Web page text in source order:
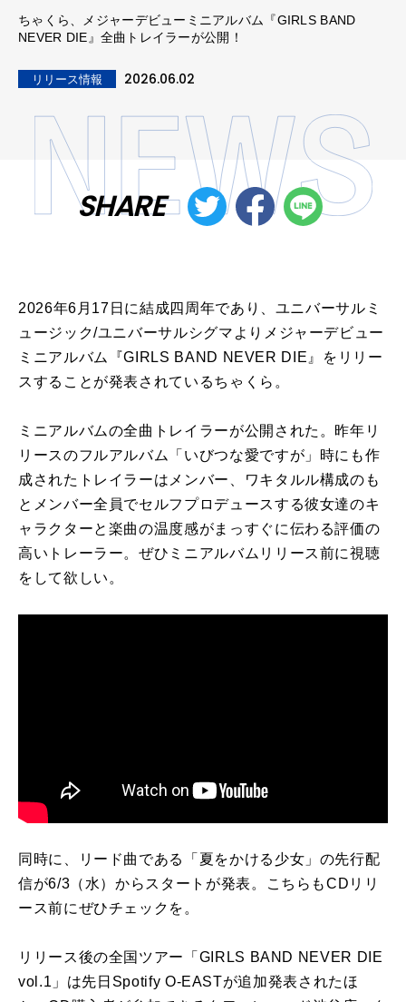
ちゃくら、メジャーデビューミニアルバム『GIRLS BAND
NEVER DIE』全曲トレイラーが公開！
リリース情報 2026.06.02
SHARE
2026年6月17日に結成四周年であり、ユニバーサルミ
ュージック/ユニバーサルシグマよりメジャーデビュー
ミニアルバム『GIRLS BAND NEVER DIE』をリリー
スすることが発表されているちゃくら。
ミニアルバムの全曲トレイラーが公開された。昨年リ
リースのフルアルバム「いびつな愛ですが」時にも作
成されたトレイラーはメンバー、ワキタルル構成のも
とメンバー全員でセルフプロデュースする彼女達のキ
ャラクターと楽曲の温度感がまっすぐに伝わる評価の
高いトレーラー。ぜひミニアルバムリリース前に視聴
をして欲しい。
同時に、リード曲である「夏をかける少女」の先行配
信が6/3（水）からスタートが発表。こちらもCDリリ
ース前にぜひチェックを。
リリース後の全国ツアー「GIRLS BAND NEVER DIE
vol.1」は先日Spotify O-EASTが追加発表されたほ